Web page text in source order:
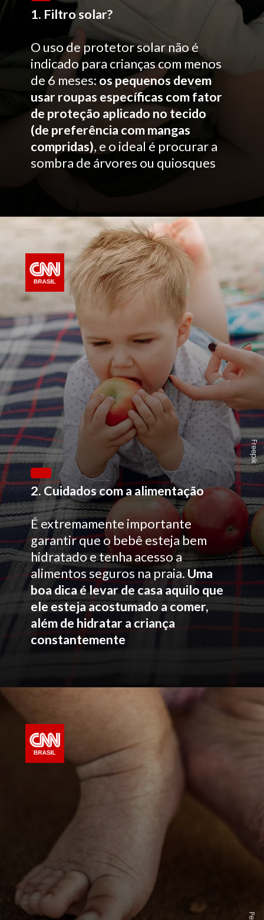
1. Filtro solar?
O uso de protetor solar não é
indicado para crianças com menos
de 6 meses:os pequenos devem
usar roupas específicas com fator
de proteção aplicado no tecido
(de preferência com mangas
compridas), e o ideal é procurar a
sombra de árvores ou quiosques
2. Cuidados com a alimentação
É extremamente importante
garantir que o bebê esteja bem
hidratado e tenha acesso a
alimentos seguros na praia.Uma
boa dica é levar de casa aquilo que
ele esteja acostumado a comer,
além de hidratar a criança
constantemente
Freepik